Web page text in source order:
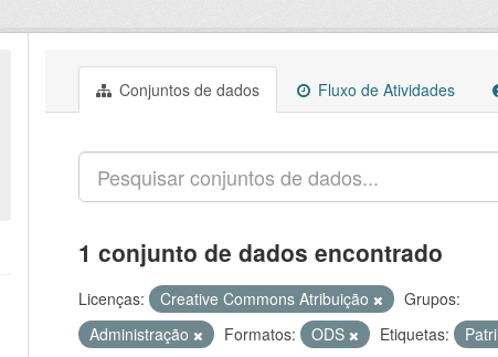
Conjuntos de dados Fluxo de Atividades
1 conjunto de dados encontrado
Licenças: Creative Commons Atribuição
Grupos:
Administração
Formatos: ODS Etiquetas: